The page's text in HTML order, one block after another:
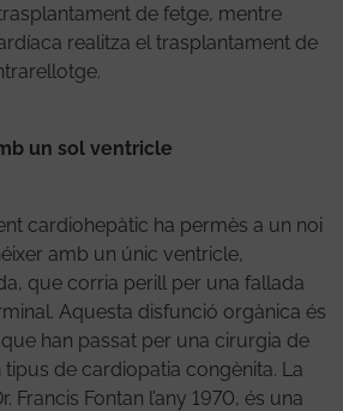
de fetge, mentre
realitza el trasplantament de
un sol ventricle
cardiohepàtic ha permès a un noi
amb un únic ventricle,
que corria perill per una fallada
Aquesta disfunció orgànica és
han passat per una cirurgia de
de cardiopatia congènita. La
Francis Fontan l’any 1970, és una